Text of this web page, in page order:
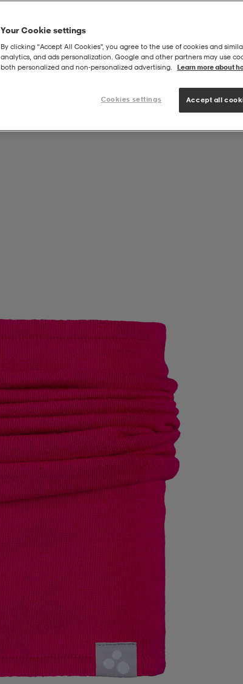
Your Cookie settings
By clicking “Accept All Cookies”, you agree to the use of cookies and
analytics, and ads personalization. Google and other partners may use
both personalized and non‑personalized advertising.
Learn more about
Cookies settings Accept all